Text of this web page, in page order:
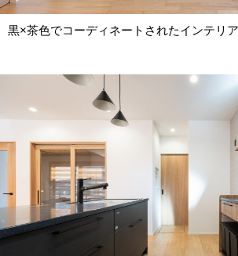
黒×茶色でコーディネートされたインテリ